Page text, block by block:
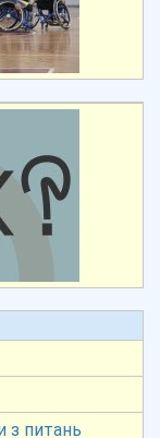
з питань